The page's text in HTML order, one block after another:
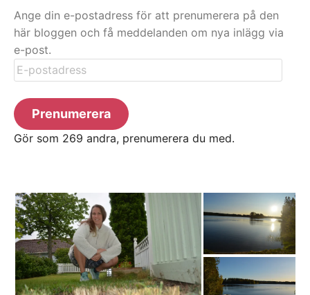
Ange din e-postadress för att prenumerera på den
här bloggen och få meddelanden om nya inlägg via
e-post.
E-
postadress
Prenumerera
Gör som 269 andra, prenumerera du med.